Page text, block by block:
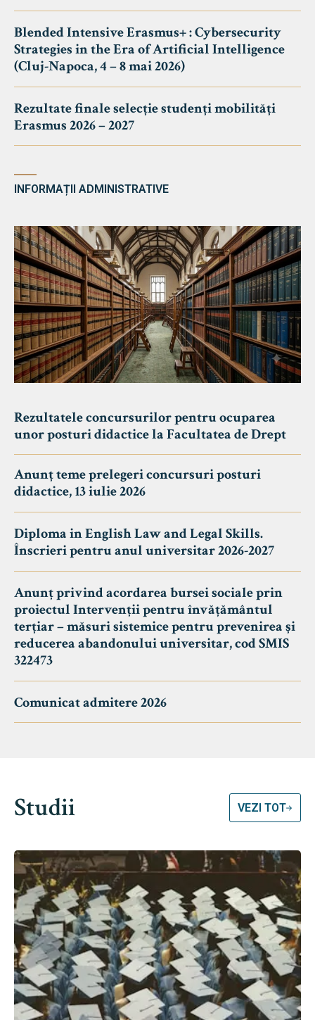
Blended Intensive Erasmus+ : Cybersecurity
Strategies in the Era of Artificial Intelligence
(Cluj-Napoca, 4 – 8 mai 2026)
Rezultate finale selecție studenți mobilități
Erasmus 2026 – 2027
INFORMAȚII ADMINISTRATIVE
Rezultatele concursurilor pentru ocuparea
unor posturi didactice la Facultatea de Drept
Anunț teme prelegeri concursuri posturi
didactice, 13 iulie 2026
Diploma in English Law and Legal Skills.
Înscrieri pentru anul universitar 2026-2027
Anunț privind acordarea bursei sociale prin
proiectul Intervenții pentru învățământul
terțiar – măsuri sistemice pentru prevenirea și
reducerea abandonului universitar, cod SMIS
322473
Comunicat admitere 2026
Studii VEZI TOT